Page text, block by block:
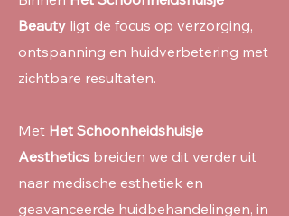
Beauty ligt de focus op verzorging,
ontspanning en huidverbetering met
zichtbare resultaten.
Met Het Schoonheidshuisje
Aesthetics breiden we dit verder uit
naar medische esthetiek en
geavanceerde huidbehandelingen, in